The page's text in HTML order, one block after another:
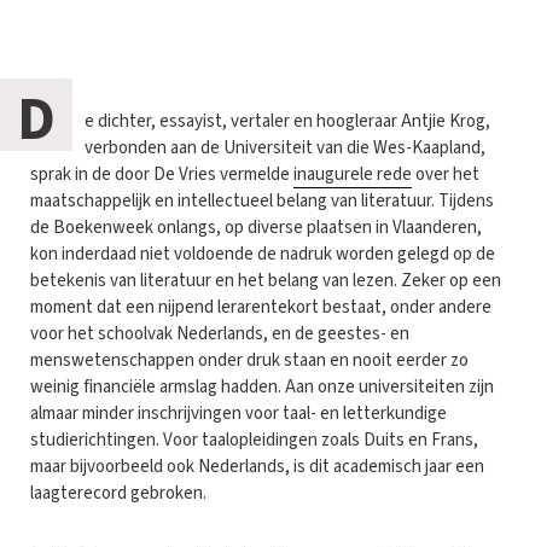
D
e dichter, essayist, vertaler en hoogleraar Antjie Krog,
verbonden aan de Universiteit van die Wes-Kaapland,
sprak in de door De Vries vermeldeinaugurele redeover het
maatschappelijk en intellectueel belang van literatuur. Tijdens
de Boekenweek onlangs, op diverse plaatsen in Vlaanderen,
kon inderdaad niet voldoende de nadruk worden gelegd op de
betekenis van literatuur en het belang van lezen. Zeker op een
moment dat een nijpend lerarentekort bestaat, onder andere
voor het schoolvak Nederlands, en de geestes- en
menswetenschappen onder druk staan en nooit eerder zo
weinig financiële armslag hadden. Aan onze universiteiten zijn
almaar minder inschrijvingen voor taal- en letterkundige
studierichtingen. Voor taalopleidingen zoals Duits en Frans,
maar bijvoorbeeld ook Nederlands, is dit academisch jaar een
laagterecord gebroken.